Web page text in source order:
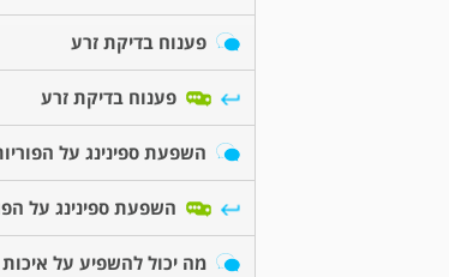
פענוח בדיקת זרע
פענוח בדיקת זרע
השפעת ספינינג על
השפעת ספינינג על
מה יכול להשפיע על